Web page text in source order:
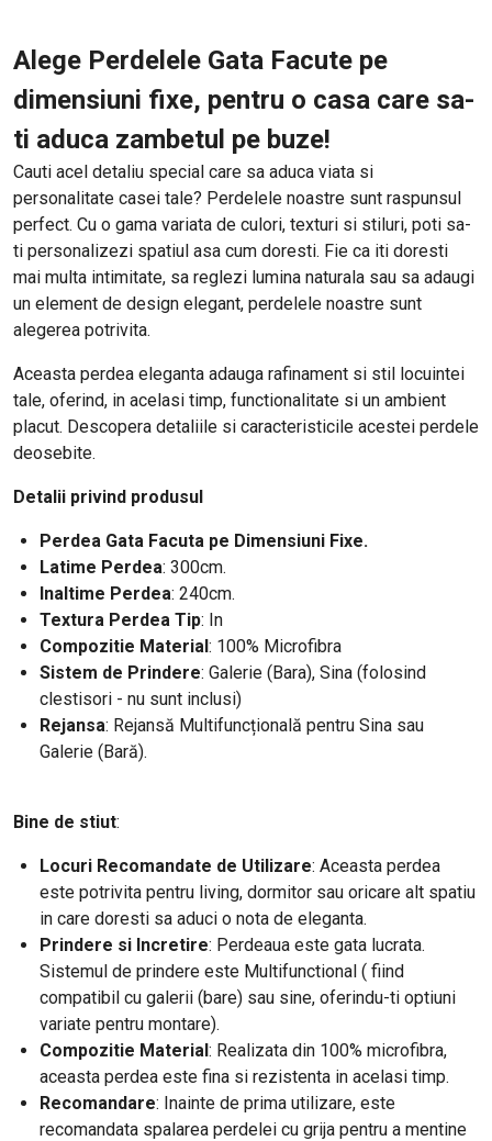
Alege Perdelele Gata Facute pe
dimensiuni fixe, pentru o casa care sa-
ti aduca zambetul pe buze!
Cauti acel detaliu special care sa aduca viata si
personalitate casei tale? Perdelele noastre sunt raspunsul
perfect. Cu o gama variata de culori, texturi si stiluri, poti sa-
ti personalizezi spatiul asa cum doresti. Fie ca iti doresti
mai multa intimitate, sa reglezi lumina naturala sau sa adaugi
un element de design elegant, perdelele noastre sunt
alegerea potrivita.
Aceasta perdea eleganta adauga rafinament si stil locuintei
tale, oferind, in acelasi timp, functionalitate si un ambient
placut. Descopera detaliile si caracteristicile acestei perdele
deosebite.
Detalii privind produsul
Perdea Gata Facuta pe Dimensiuni Fixe.
Latime Perdea: 300cm.
Inaltime Perdea: 240cm.
Textura Perdea Tip: In
Compozitie Material: 100% Microfibra
Sistem de Prindere: Galerie (Bara), Sina (folosind
clestisori - nu sunt inclusi)
Rejansa: Rejansă Multifuncțională pentru Sina sau
Galerie (Bară).
Bine de stiut:
Locuri Recomandate de Utilizare: Aceasta perdea
este potrivita pentru living, dormitor sau oricare alt spatiu
in care doresti sa aduci o nota de eleganta.
Prindere si Incretire: Perdeaua este gata lucrata.
Sistemul de prindere este Multifunctional ( fiind
compatibil cu galerii (bare) sau sine, oferindu-ti optiuni
variate pentru montare).
Compozitie Material: Realizata din 100% microfibra,
aceasta perdea este fina si rezistenta in acelasi timp.
Recomandare: Inainte de prima utilizare, este
recomandata spalarea perdelei cu grija pentru a mentine